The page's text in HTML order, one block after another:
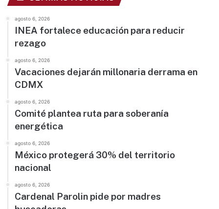
agosto 6, 2026
INEA fortalece educación para reducir
rezago
agosto 6, 2026
Vacaciones dejarán millonaria derrama en
CDMX
agosto 6, 2026
Comité plantea ruta para soberanía
energética
agosto 6, 2026
México protegerá 30% del territorio
nacional
agosto 6, 2026
Cardenal Parolin pide por madres